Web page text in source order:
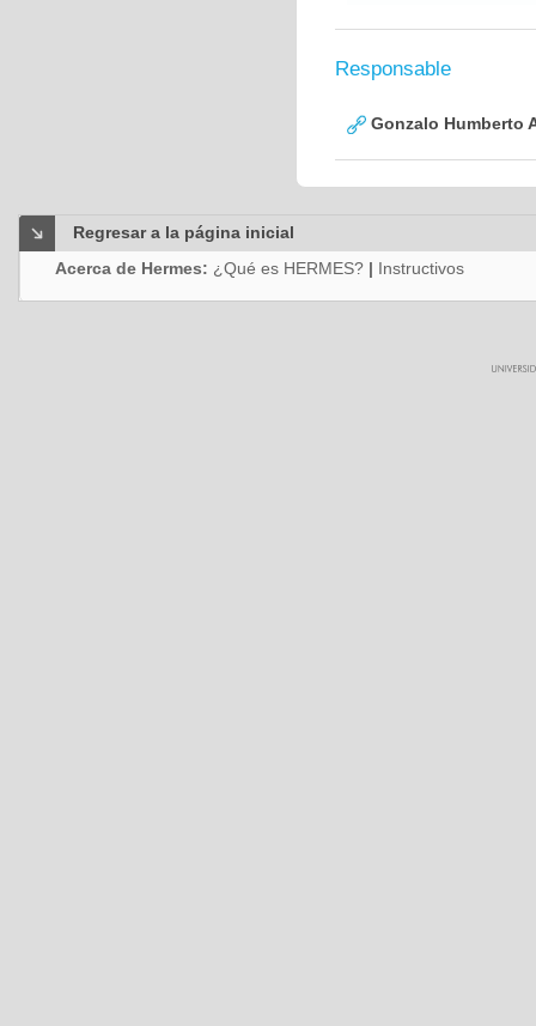
Responsable
Gonzalo Humberto
Regresar a la página inicial
Acerca de Hermes: ¿Qué es HERMES? | Instructivos